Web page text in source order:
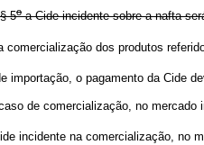
5oa Cide incidente sobre a nafta
comercialização dos produtos
importação, o pagamento da Cide
de comercialização, no
incidente na comercialização, no